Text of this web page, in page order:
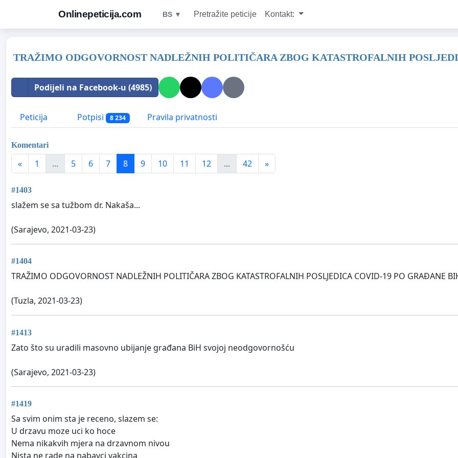
Onlinepeticija.com BS ▼ Pretražite peticije Kontakt:
TRAŽIMO ODGOVORNOST NADLEŽNIH POLITIČARA ZBOG KATASTROFALNIH
Podijeli na Facebook-u (4985)
Peticija Potpisi 8 234 Pravila privatnosti
Komentari
« 1 ... 5 6 7 8 9 10 11 12 ... 42 »
#1403
slažem se sa tužbom dr. Nakaša...
(Sarajevo, 2021-03-23)
#1404
TRAŽIMO ODGOVORNOST NADLEŽNIH POLITIČARA ZBOG KATASTROFALNIH POSLJEDICA COVID-19 PO GRAĐANE
(Tuzla, 2021-03-23)
#1413
Zato što su uradili masovno ubijanje građana BiH svojoj neodgovornošću
(Sarajevo, 2021-03-23)
#1419
Sa svim onim sta je receno, slazem se:
U drzavu moze uci ko hoce
Nema nikakvih mjera na drzavnom nivou
Nista ne rade na nabavci vakcina